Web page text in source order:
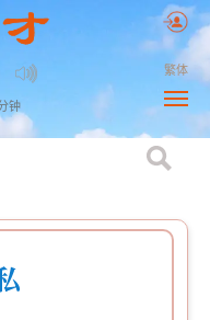
钟
繁体